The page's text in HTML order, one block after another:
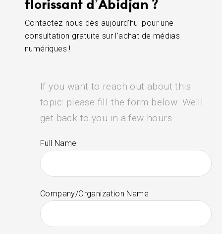
florissant d’Abidjan ?
Contactez-nous dès aujourd’hui pour une
consultation gratuite sur l’achat de médias
numériques !
If you want to reach out about this
topic: please fill the form below. We'll
get back to you in a few hours.
Full Name
Company/Organization Name